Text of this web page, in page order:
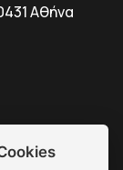
Αθήνα